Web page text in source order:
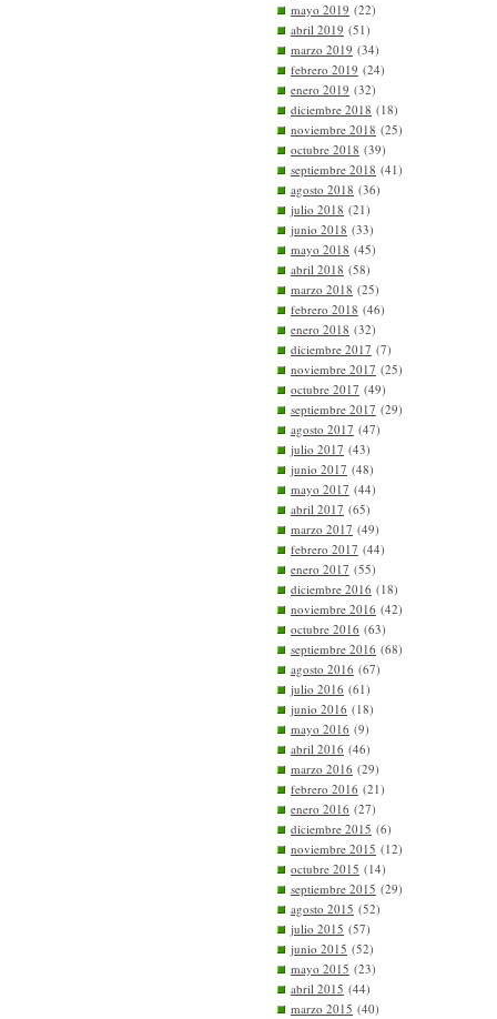
mayo 2019 (22)
abril 2019 (51)
marzo 2019 (34)
febrero 2019 (24)
enero 2019 (32)
diciembre 2018 (18)
noviembre 2018 (25)
octubre 2018 (39)
septiembre 2018 (41)
agosto 2018 (36)
julio 2018 (21)
junio 2018 (33)
mayo 2018 (45)
abril 2018 (58)
marzo 2018 (25)
febrero 2018 (46)
enero 2018 (32)
diciembre 2017 (7)
noviembre 2017 (25)
octubre 2017 (49)
septiembre 2017 (29)
agosto 2017 (47)
julio 2017 (43)
junio 2017 (48)
mayo 2017 (44)
abril 2017 (65)
marzo 2017 (49)
febrero 2017 (44)
enero 2017 (55)
diciembre 2016 (18)
noviembre 2016 (42)
octubre 2016 (63)
septiembre 2016 (68)
agosto 2016 (67)
julio 2016 (61)
junio 2016 (18)
mayo 2016 (9)
abril 2016 (46)
marzo 2016 (29)
febrero 2016 (21)
enero 2016 (27)
diciembre 2015 (6)
noviembre 2015 (12)
octubre 2015 (14)
septiembre 2015 (29)
agosto 2015 (52)
julio 2015 (57)
junio 2015 (52)
mayo 2015 (23)
abril 2015 (44)
marzo 2015 (40)